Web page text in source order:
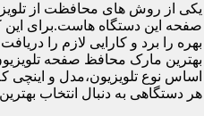
یکی از روش های محافظت از
صفحه این دستگاه هاست.برای این
بهره را برد و کارایی لازم را
بهترین مارک محافظ صفحه
اساس نوع تلویزیون،مدل و اینچی
هر دستگاهی به دنبال انتخاب